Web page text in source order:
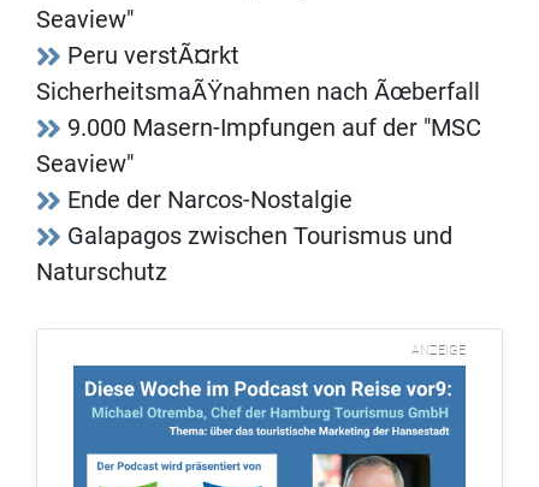
Seaview"
Peru verstÃ¤rkt
SicherheitsmaÃŸnahmen nach Ãœberfall
9.000 Masern-Impfungen auf der "MSC
Seaview"
Ende der Narcos-Nostalgie
Galapagos zwischen Tourismus und
Naturschutz
ANZEIGE